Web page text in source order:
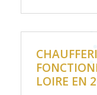
LOIRE EN